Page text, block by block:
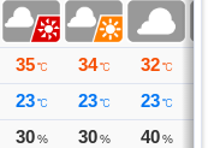
35 ℃
23 ℃
30 %
34 ℃
23 ℃
30 %
32 ℃
23 ℃
40 %